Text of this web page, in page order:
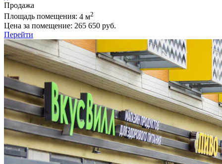
Продажа
Площадь помещения: 4 м2
Цена за помещение: 265 650 руб.
Перейти